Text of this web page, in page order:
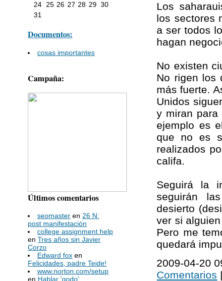
24 25 26 27 28 29 30
31
Documentos:
cosas importantes
Campaña:
Últimos comentarios
seomaster en 26 N:
post manifestación
college assignment help
enTres años sin Javier
Corzo
Edward fox en
Felicidades, padre Teide!
www.norton.com/setup
en Hablar 'godo'
Los
los sectores
a ser todos
hagan
No existen
No rigen los
más fuerte.
Unidos
y miran para
ejemplo es
que no es
realizados
califa.
Seguirá la
seguirán
desierto
ver si
Pero me
quedará
2009-04-20
Comentarios